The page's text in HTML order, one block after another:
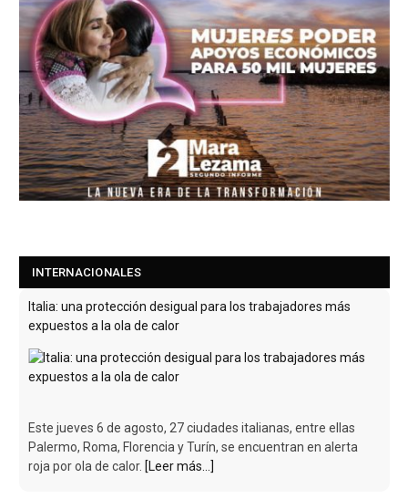
INTERNACIONALES
Italia: una protección desigual para los trabajadores más
expuestos a la ola de calor
Este jueves 6 de agosto, 27 ciudades italianas, entre ellas
Palermo, Roma, Florencia y Turín, se encuentran en alerta
roja por ola de calor. [Leer más...]